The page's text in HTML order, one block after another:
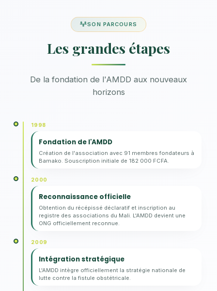
SON PARCOURS
Les grandes étapes
De la fondation de l'AMDD aux nouveaux
horizons
1998
Fondation de l'AMDD
Création de l'association avec 91 membres fondateurs à
Bamako. Souscription initiale de 182 000 FCFA.
2000
Reconnaissance officielle
Obtention du récépissé déclaratif et inscription au
registre des associations du Mali. L'AMDD devient une
ONG officiellement reconnue.
2009
Intégration stratégique
L'AMDD intègre officiellement la stratégie nationale de
lutte contre la fistule obstétricale.